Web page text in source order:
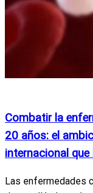
Combatir la
20 años: el
internacional que
Las enfermedades